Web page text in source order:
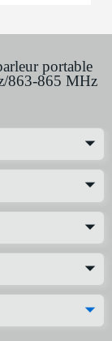
portable
863-865 MHz